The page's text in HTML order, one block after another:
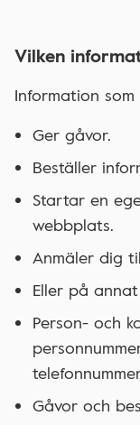
Vilken
Information
Ger gåvor.
Beställer
Startar en
webbplats.
Anmäler dig
Eller på
Person- och
Gåvor och